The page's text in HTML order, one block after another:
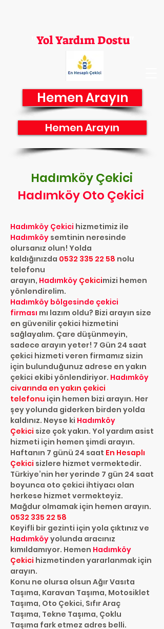
Hemen Arayın
Yol Yardım Dostu"
Hemen Arayın
Hadımköy Çekici
Hadımköy Oto Çekici
Hadımköy Çekici hizmetimiz ile
Hadımköy semtinin neresinde
olursanız olun! Yolda
kaldığınızda 0532 335 22 58 nolu
telefonu
arayın, Hadımköy Çekicimizi hemen
yönlendirelim.
Hadımköy bölgesinde çekici
firması mı lazım oldu? Bizi arayın size
en güvenilir çekici hizmetini
sağlayalım. Çare düşünmeyin,
sadece arayın yeter! 7 Gün 24 saat
çekici hizmeti veren firmamız sizin
için bulunduğunuz adrese en yakın
çekici ekibi yönlendiriyor. Hadımköy
civarında en yakın çekici
telefonu için hemen bizi arayın. Her
şey yolunda giderken birden yolda
kaldınız. Neyse ki Hadımköy
Çekici size çok yakın. Yol yardım asist
hizmeti için hemen şimdi arayın.
Haftanın 7 günü 24 saat En Hesaplı
Çekici sizlere hizmet vermektedir.
Türkiye’nin her yerinde 7 gün 24 saat
boyunca oto çekici ihtiyacı olan
herkese hizmet vermekteyiz.
Mağdur olmamak için hemen arayın.
0532 335 22 58
Keyifli bir gezinti için yola çıktınız ve
Hadımköyyolunda aracınız
kımıldamıyor. Hemen Hadımköy
Çekici hizmetinden yararlanmak için
arayın.
Konu ne olursa olsun Ağır Vasıta
Taşıma, Karavan Taşıma, Motosiklet
Taşıma, Oto Çekici, Sıfır Araç
Taşıma, Tekne Taşıma, Çoklu
Taşıma fark etmez adres belli.